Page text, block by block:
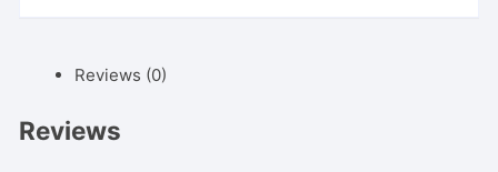
Reviews (0)
Reviews